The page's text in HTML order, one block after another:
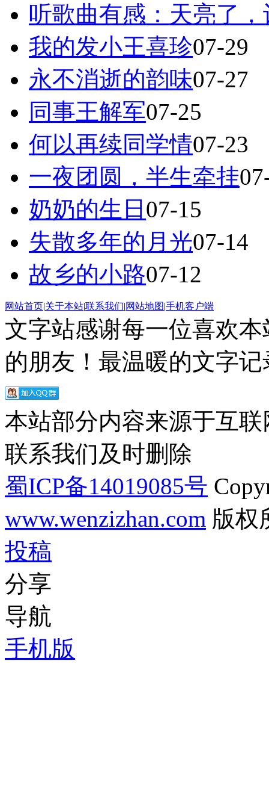
听歌曲有感：天亮了
我的发小王喜珍07-29
永不消逝的韵味07-27
同事王解军07-25
何以再续同学情07-23
一夜团圆，半生牵挂
奶奶的生日 07-15
失散多年的月光07-14
故乡的小路07-12
网站首页|关于本站|联系我们|网站地图|手机客户端
文字站感谢每一位喜欢
的朋友！最温暖的文字
本站部分内容来源于互
联系我们及时删除
蜀ICP备14019085号
www.wenzizhan.com 版权
投稿
分享
导航
手机版